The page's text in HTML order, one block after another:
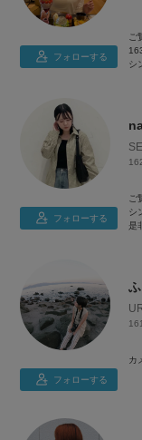
フォローする
ご
シ
フォローする
ご
シ
是
ふ
フォローする
カ